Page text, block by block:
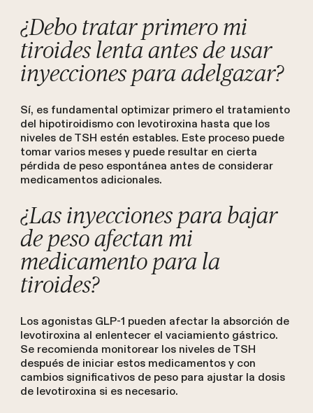
¿Debo tratar primero mi
tiroides lenta antes de usar
inyecciones para adelgazar?
Sí, es fundamental optimizar primero el tratamiento
del hipotiroidismo con levotiroxina hasta que los
niveles de TSH estén estables. Este proceso puede
tomar varios meses y puede resultar en cierta
pérdida de peso espontánea antes de considerar
medicamentos adicionales.
¿Las inyecciones para bajar
de peso afectan mi
medicamento para la
tiroides?
Los agonistas GLP-1 pueden afectar la absorción de
levotiroxina al enlentecer el vaciamiento gástrico.
Se recomienda monitorear los niveles de TSH
después de iniciar estos medicamentos y con
cambios significativos de peso para ajustar la dosis
de levotiroxina si es necesario.